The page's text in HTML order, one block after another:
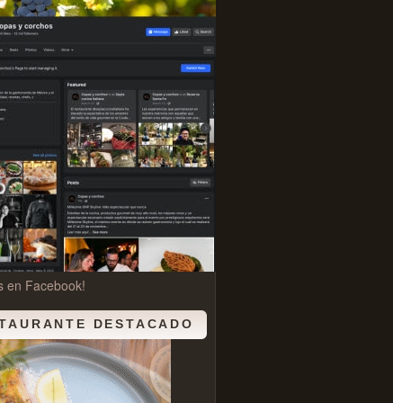
en Facebook!
DESTACADO